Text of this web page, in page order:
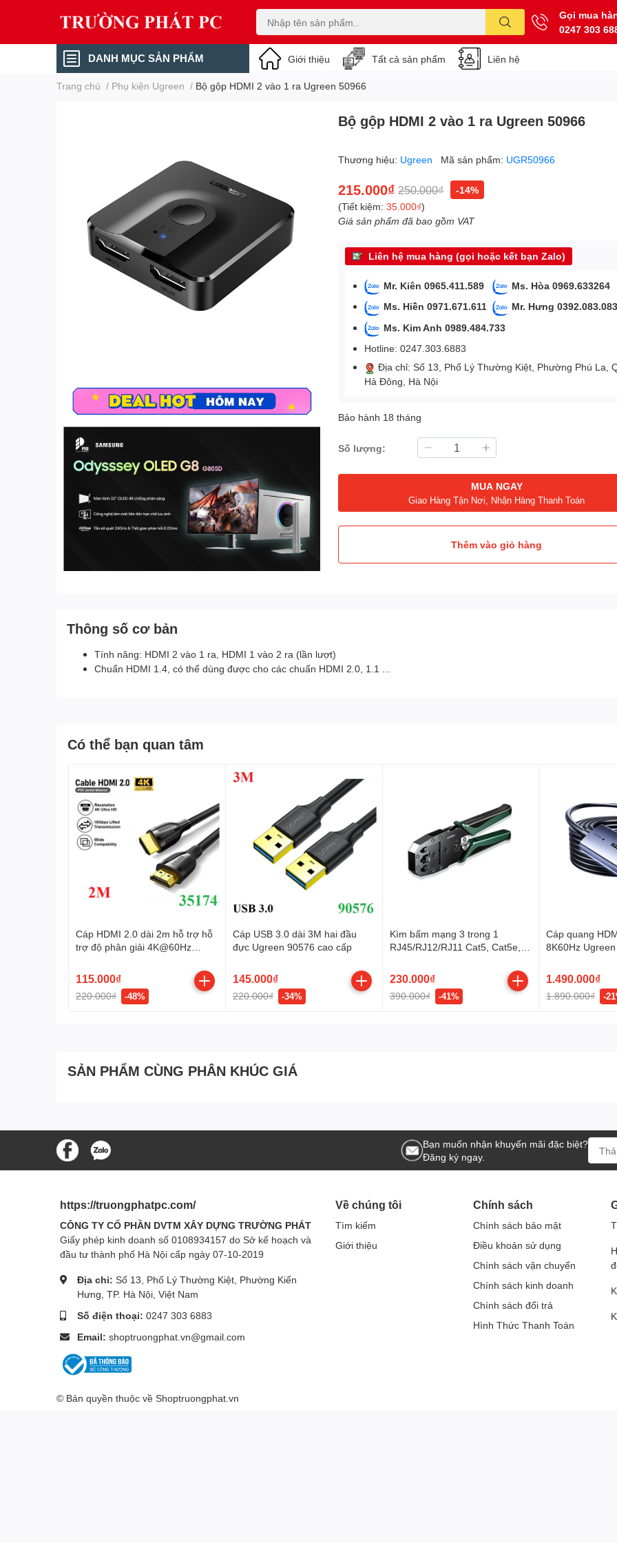
Gọi mua
0247 303
DANH MỤC SẢN PHẨM Giới thiệu Tất cả sản phẩm Liên hệ
Trang chủ / Phụ kiện Ugreen / Bộ gộp HDMI 2 vào 1 ra Ugreen 50966
Bộ gộp HDMI 2 vào 1 ra Ugreen 50966
Thương hiệu: Ugreen Mã sản phẩm: UGR50966
215.000₫ 250.000₫
-14%
(Tiết kiệm:35.000₫)
Giá sản phẩm đã bao gồm VAT
Liên hệ mua hàng (gọi hoặc kết bạn Zalo)
Mr. Kiên 0965.411.589
Ms. Hòa 0969.633264
Ms. Hiền 0971.671.611
Mr. Hưng
Ms. Kim Anh 0989.484.733
Hotline: 0247.303.6883
Địa chỉ: Số 13, Phố Lý Thường Kiệt, Phường Phú La,
Hà Đông, Hà Nội
Bảo hành 18 tháng
Số lượng:
MUA NGAY
Giao Hàng Tận Nơi, Nhận Hàng Thanh Toán
Thêm vào giỏ hàng
Thông số cơ bản
Tính năng: HDMI 2 vào 1 ra, HDMI 1 vào 2 ra (lần lượt)
Chuẩn HDMI 1.4, có thể dùng được cho các chuẩn HDMI 2.0, 1.1 ...
Có thể bạn quan tâm
Cáp HDMI 2.0 dài 2m hỗ trợ hỗ
trợ độ phân giải 4K@60Hz
115.000₫
220.000₫ -48%
Cáp USB 3.0 dài 3M hai đầu
đực Ugreen 90576 cao cấp
145.000₫
220.000₫ -34%
Kìm bấm mạng 3 trong 1
RJ45/RJ12/RJ11 Cat5, Cat5e,
230.000₫
390.000₫ -41%
Cáp quang
8K60Hz
1.490.000₫
1.890.000₫ -
SẢN PHẨM CÙNG PHÂN KHÚC GIÁ
Bạn muốn nhận khuyến mãi đặc biệt?
Đăng ký ngay.
https://truongphatpc.com/
CÔNG TY CỔ PHẦN DVTM XÂY DỰNG TRƯỜNG PHÁT
Giấy phép kinh doanh số 0108934157 do Sở kế hoạch và
đầu tư thành phố Hà Nội cấp ngày 07-10-2019
Địa chỉ: Số 13, Phố Lý Thường Kiệt, Phường Kiến
Hưng, TP. Hà Nội, Việt Nam
Số điện thoại: 0247 303 6883
Email: shoptruongphat.vn@gmail.com
Về chúng tôi
Tìm kiếm
Giới thiệu
Chính sách
Chính sách bảo mật
Điều khoản sử dụng
Chính sách vận chuyển
Chính sách kinh doanh
Chính sách đổi trả
Hình Thức Thanh Toán
© Bản quyền thuộc về Shoptruongphat.vn